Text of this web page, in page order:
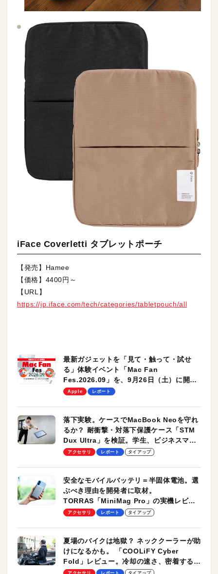
iFace Coverletti タブレットポーチ
【発売】Hamee
【価格】4400円～
【URL】
https://jp.iface.com/tech/categories/tabletpouch/all
最新ガジェットを「見て・触って・試せ
る」体験イベント「Mac Fan
Fes.2026.09」を、9月26日（土）に開催
します！
Apple レポート
落下実験。ケースでMacBook Neoを守れ
るか？ 耐衝撃・対落下保護ケース「STM
Dux Ultra」を検証。学生、ビジネスマン
のモバイルユースに最適！
アクセサリ レポート タイアップ
安全なモバイルバッテリ＝半固体電池。選
ぶべき理由を開発者に取材。
TORRAS「MiniMag Pro」の実機レビュ
ーも
アクセサリ レポート タイアップ
夏場のバイクは地獄？ ネッククーラーが助
けになるかも。 「COOLiFY Cyber
Fold」レビュー。冷却の速さ、密着する冷
却プレート、シンプルな操作性がグッド！
アクセサリ レポート タイアップ